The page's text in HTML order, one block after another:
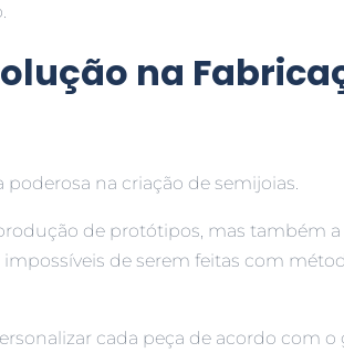
na
na criação de semijoias.
de protótipos, mas também a
de serem feitas com
cada peça de acordo com o